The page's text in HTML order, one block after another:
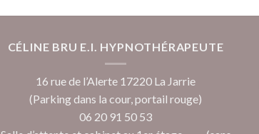
CÉLINE BRU E.I. HYPNOTHÉRAPEUTE
16 rue de l’Alerte 17220 La Jarrie
(Parking dans la cour, portail rouge)
06 20 91 50 53